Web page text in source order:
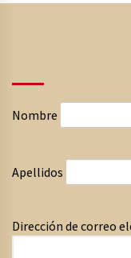
Nombre
Apellidos
Dirección de correo